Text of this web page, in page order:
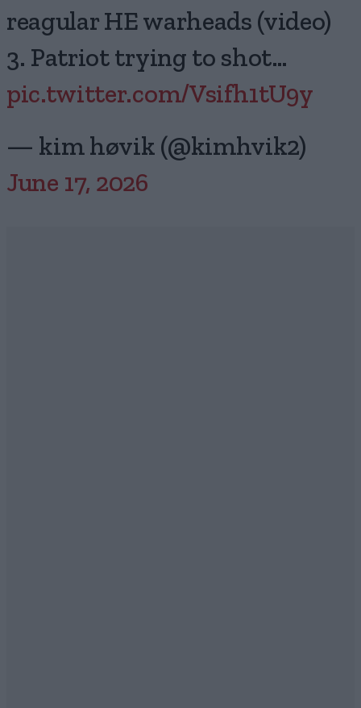
reagular HE warheads (video)
3. Patriot trying to shot…
pic.twitter.com/Vsifh1tU9y
— kim høvik (@kimhvik2)
June 17, 2026